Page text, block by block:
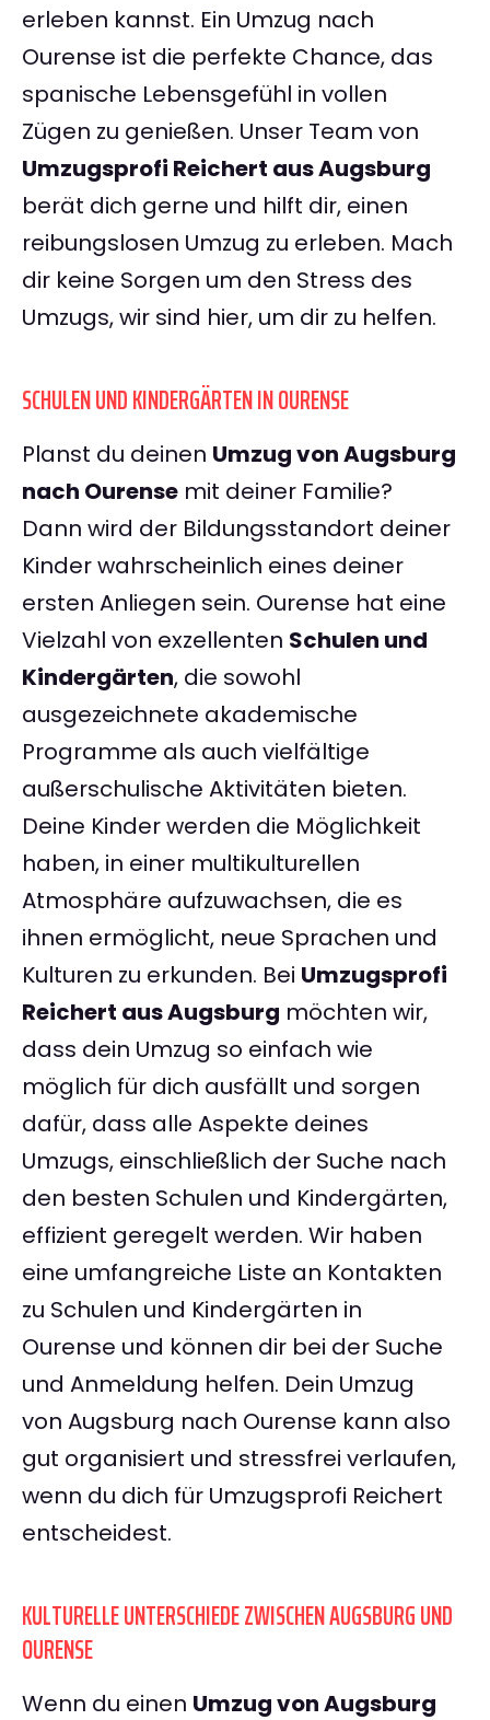
erleben kannst. Ein Umzug nach
Ourense ist die perfekte Chance, das
spanische Lebensgefühl in vollen
Zügen zu genießen. Unser Team von
Umzugsprofi Reichert aus Augsburg
berät dich gerne und hilft dir, einen
reibungslosen Umzug zu erleben. Mach
dir keine Sorgen um den Stress des
Umzugs, wir sind hier, um dir zu helfen.
SCHULEN UND KINDERGÄRTEN IN OURENSE
Planst du deinen Umzug von Augsburg
nach Ourense mit deiner Familie?
Dann wird der Bildungsstandort deiner
Kinder wahrscheinlich eines deiner
ersten Anliegen sein. Ourense hat eine
Vielzahl von exzellenten Schulen und
Kindergärten, die sowohl
ausgezeichnete akademische
Programme als auch vielfältige
außerschulische Aktivitäten bieten.
Deine Kinder werden die Möglichkeit
haben, in einer multikulturellen
Atmosphäre aufzuwachsen, die es
ihnen ermöglicht, neue Sprachen und
Kulturen zu erkunden. Bei Umzugsprofi
Reichert aus Augsburg möchten wir,
dass dein Umzug so einfach wie
möglich für dich ausfällt und sorgen
dafür, dass alle Aspekte deines
Umzugs, einschließlich der Suche nach
den besten Schulen und Kindergärten,
effizient geregelt werden. Wir haben
eine umfangreiche Liste an Kontakten
zu Schulen und Kindergärten in
Ourense und können dir bei der Suche
und Anmeldung helfen. Dein Umzug
von Augsburg nach Ourense kann also
gut organisiert und stressfrei verlaufen,
wenn du dich für Umzugsprofi Reichert
entscheidest.
KULTURELLE UNTERSCHIEDE ZWISCHEN AUGSBURG UND
OURENSE
Wenn du einen Umzug von Augsburg